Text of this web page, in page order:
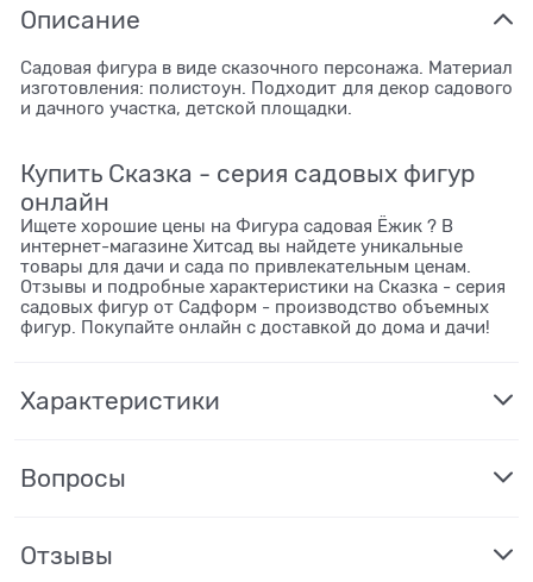
Описание
Садовая фигура в виде сказочного персонажа. Материал
изготовления: полистоун. Подходит для декор садового
и дачного участка, детской площадки.
Купить Сказка - серия садовых фигур
онлайн
Ищете хорошие цены на Фигура садовая Ёжик ? В
интернет-магазине Хитсад вы найдете уникальные
товары для дачи и сада по привлекательным ценам.
Отзывы и подробные характеристики на Сказка - серия
садовых фигур от Садформ - производство объемных
фигур. Покупайте онлайн с доставкой до дома и дачи!
Характеристики
Вопросы
Отзывы